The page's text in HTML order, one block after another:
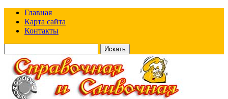
Главная
Карта сайта
Контакты
для: